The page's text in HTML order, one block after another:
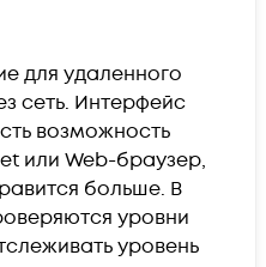
для удаленного
сеть. Интерфейс
возможность
или Web-браузер,
больше. В
уровни
уровень